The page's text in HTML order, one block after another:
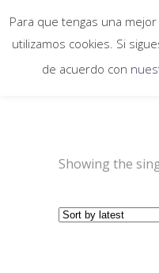
Pantalón
Showing the
Para que tengas una
utilizamos cookies. Si
de acuerdo con